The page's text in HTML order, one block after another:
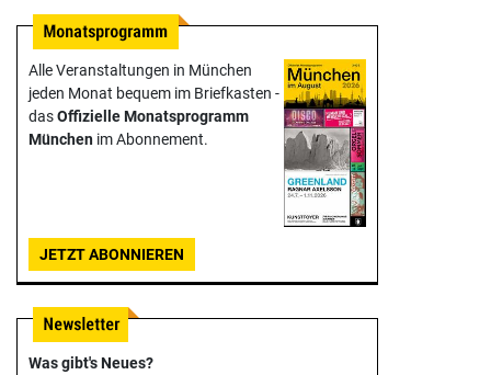
Alle Veranstaltungen in München
jeden Monat bequem im Briefkasten -
dasOffizielle Monats­programm
München im Abonnement.
JETZT ABONNIEREN
Was gibt's Neues?